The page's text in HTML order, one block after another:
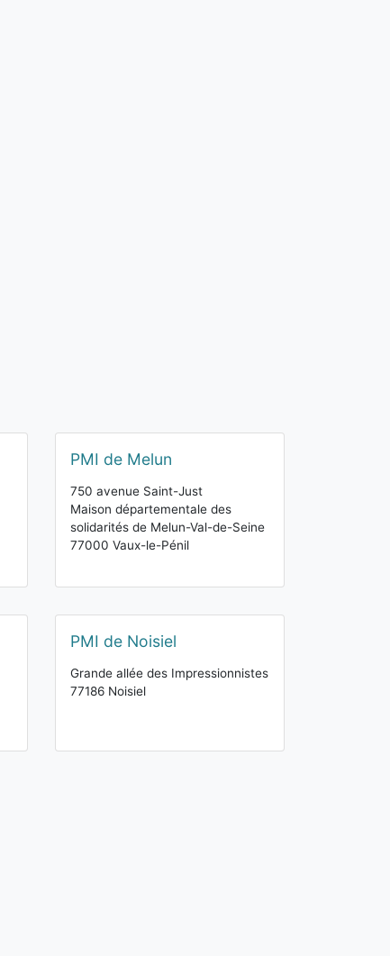
PMI de Melun
750 avenue Saint-Just
Maison départementale des
solidarités de Melun-Val-de-Seine
77000 Vaux-le-Pénil
PMI de Noisiel
Grande allée des Impressionnistes
77186 Noisiel